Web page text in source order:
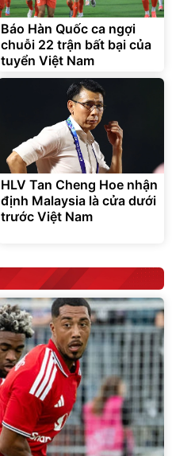
Báo Hàn Quốc ca ngợi
chuỗi 22 trận bất bại của
tuyển Việt Nam
HLV Tan Cheng Hoe nhận
định Malaysia là cửa dưới
trước Việt Nam